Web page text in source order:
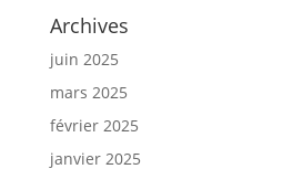
Archives
juin 2025
mars 2025
février 2025
janvier 2025